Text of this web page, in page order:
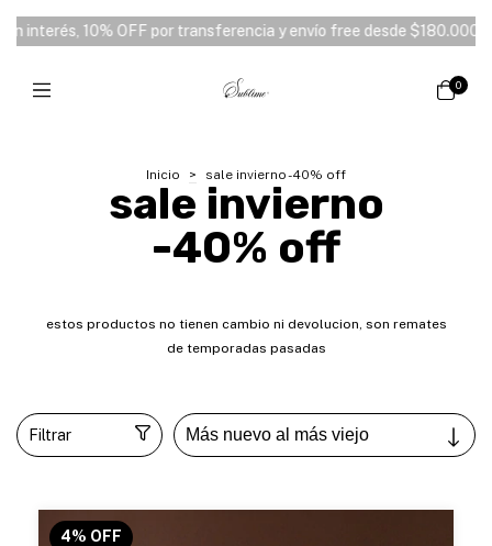
y envío free desde $180.000 ⭑ 3 y 6 cuotas sin interés,
0
Inicio > sale invierno -40% off
sale invierno
-40% off
estos productos no tienen cambio ni devolucion, son remates
de temporadas pasadas
Filtrar
4% OFF